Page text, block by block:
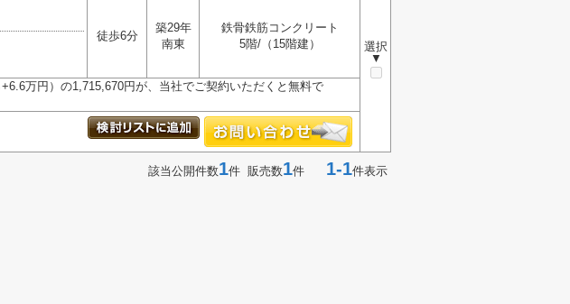
選択
▼
徒歩6分
築29年
南東
鉄骨鉄筋コンクリート
5階/（15階建）
万円）の1,715,670円が、当社でご契約いただくと無料で
該当公開件数1件 販売数1件 1-1件表示